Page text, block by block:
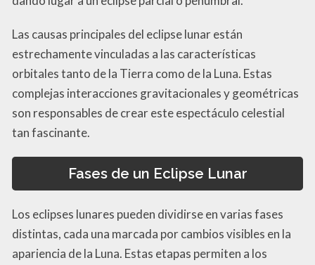
Las causas principales del eclipse lunar están
estrechamente vinculadas a las características
orbitales tanto de la Tierra como de la Luna. Estas
complejas interacciones gravitacionales y geométricas
son responsables de crear este espectáculo celestial
tan fascinante.
Fases de un Eclipse Lunar
Los eclipses lunares pueden dividirse en varias fases
distintas, cada una marcada por cambios visibles en la
apariencia de la Luna. Estas etapas permiten a los